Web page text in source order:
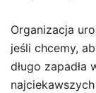
Organizacja
jeśli chcemy,
długo